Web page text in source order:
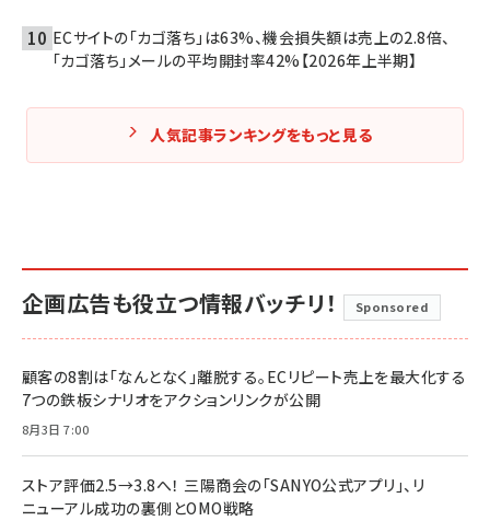
ECサイトの「カゴ落ち」は63%、機会損失額は売上の2.8倍、
「カゴ落ち」メールの平均開封率42%【2026年上半期】
人気記事ランキングをもっと見る
企画広告も役立つ情報バッチリ！ Sponsored
顧客の8割は「なんとなく」離脱する。ECリピート売上を最大化する
7つの鉄板シナリオをアクションリンクが公開
8月3日 7:00
ストア評価2.5→3.8へ！ 三陽商会の「SANYO公式アプリ」、リ
ニューアル成功の裏側とOMO戦略